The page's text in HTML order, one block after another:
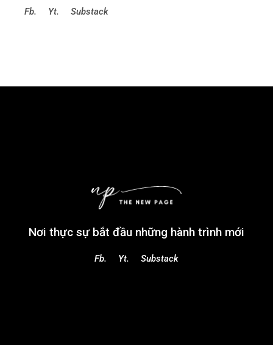
Fb. Yt. Substack
Nơi thực sự bắt đầu những hành trình mới
Fb. Yt. Substack